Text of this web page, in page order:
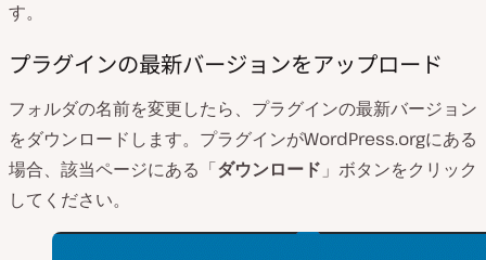
す。
プラグインの最新バージョンをアップロード
フォルダの名前を変更したら、プラグインの最新バージョン
をダウンロードします。プラグインがWordPress.orgにある
場合、該当ページにある「ダウンロード 」ボタンをクリック
してください。